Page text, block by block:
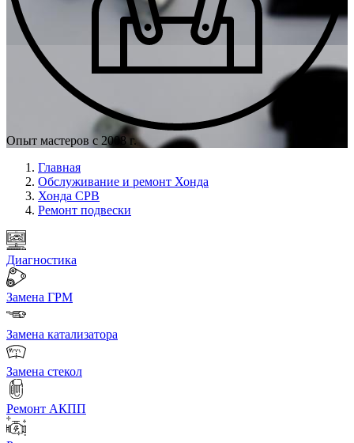
Опыт мастеров с 2008 г.
Главная
Обслуживание и ремонт Хонда
Хонда СРВ
Ремонт подвески
Диагностика
Замена ГРМ
Замена катализатора
Замена стекол
Ремонт АКПП